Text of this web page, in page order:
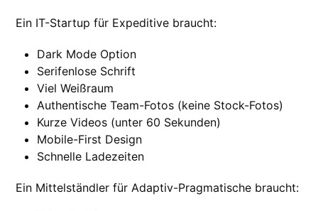
Ein IT-Startup für Expeditive braucht:
Dark Mode Option
Serifenlose Schrift
Viel Weißraum
Authentische Team-Fotos (keine Stock-Fotos)
Kurze Videos (unter 60 Sekunden)
Mobile-First Design
Schnelle Ladezeiten
Ein Mittelständler für Adaptiv-Pragmatische braucht: